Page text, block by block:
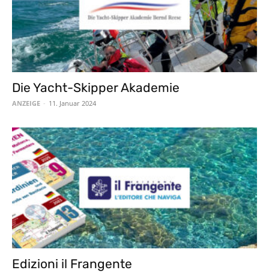
Die Yacht-Skipper Akademie
ANZEIGE - 11. Januar 2024
Edizioni il Frangente